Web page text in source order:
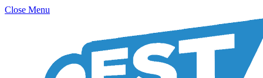
Close Menu